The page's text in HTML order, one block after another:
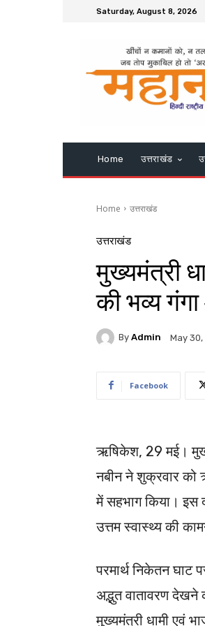
Saturday, August 8, 2026
Home उत्तराखंड
Home उत्तराखंड
उत्तराखंड
मुख्यमंत्री
की भव्य
By Admin May
Facebook
ऋषिकेश, 29 मई।
नबीन ने शुक्रवार को
में सहभाग किया। इस
उत्तम स्वास्थ्य की
परमार्थ निकेतन घाट
अद्भुत वातावरण
मुख्यमंत्री धामी एवं